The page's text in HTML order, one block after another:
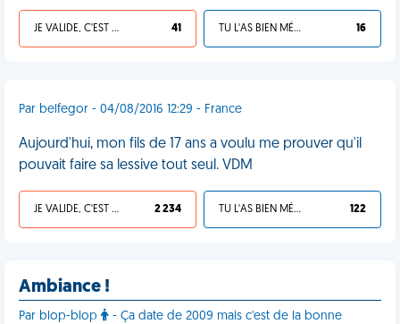
JE VALIDE, C'EST UNE VDM 41 TU L'AS BIEN MÉRITÉ 16
Par belfegor - 04/08/2016 12:29 - France
Aujourd'hui, mon fils de 17 ans a voulu me prouver qu'il
pouvait faire sa lessive tout seul. VDM
JE VALIDE, C'EST UNE VDM 2 234 TU L'AS BIEN MÉRITÉ 122
Ambiance !
Par blop-blop - Ça date de 2009 mais c'est de la bonne